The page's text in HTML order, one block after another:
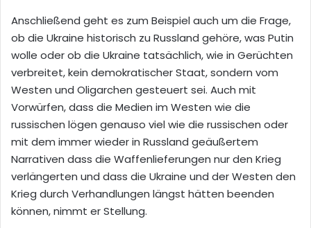
Anschließend geht es zum Beispiel auch um die Frage,
ob die Ukraine historisch zu Russland gehöre, was Putin
wolle oder ob die Ukraine tatsächlich, wie in Gerüchten
verbreitet, kein demokratischer Staat, sondern vom
Westen und Oligarchen gesteuert sei. Auch mit
Vorwürfen, dass die Medien im Westen wie die
russischen lögen genauso viel wie die russischen oder
mit dem immer wieder in Russland geäußertem
Narrativen dass die Waffenlieferungen nur den Krieg
verlängerten und dass die Ukraine und der Westen den
Krieg durch Verhandlungen längst hätten beenden
können, nimmt er Stellung.